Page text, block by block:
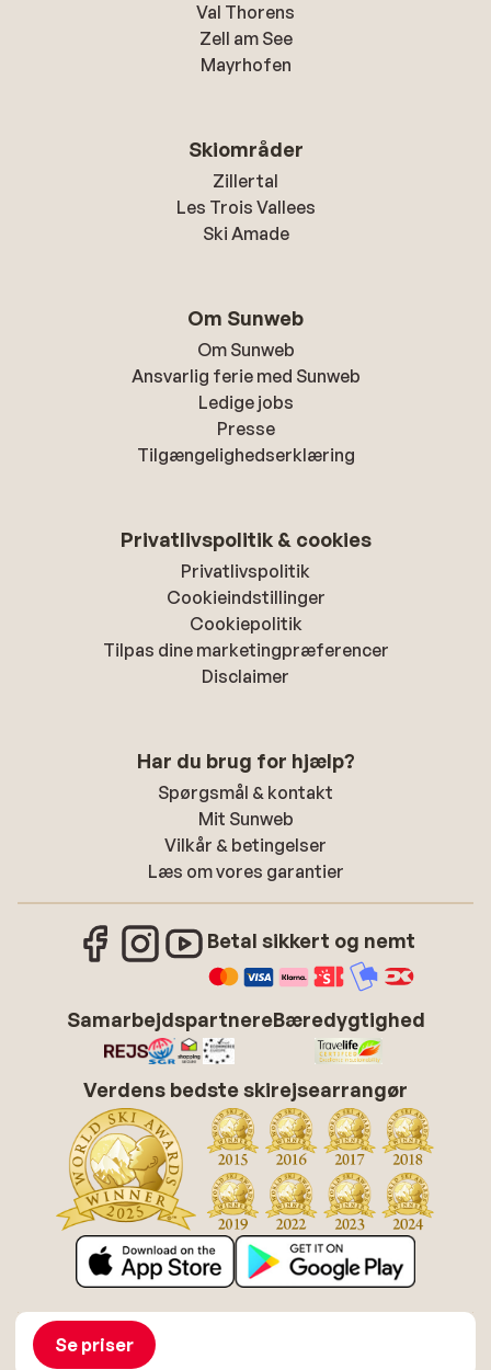
Se priser
Val Thorens
Zell am See
Mayrhofen
Skiområder
Zillertal
Les Trois Vallees
Ski Amade
Om Sunweb
Om Sunweb
Ansvarlig ferie med Sunweb
Ledige jobs
Presse
Tilgængelighedserklæring
Privatlivspolitik & cookies
Privatlivspolitik
Cookieindstillinger
Cookiepolitik
Tilpas dine marketingpræferencer
Disclaimer
Har du brug for hjælp?
Spørgsmål & kontakt
Mit Sunweb
Vilkår & betingelser
Læs om vores garantier
Betal sikkert og nemt
SamarbejdspartnereBæredygtighed
Verdens bedste skirejsearrangør
Om Sunweb Job hos Sunweb
Tilgængelighedserklæring